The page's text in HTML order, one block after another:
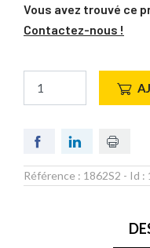
Vous avez trouvé ce
Contactez-nous !
Référence : 1862S2 - Id :